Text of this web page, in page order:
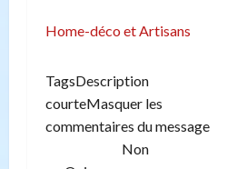
Home-déco et Artisans
TagsDescription
courteMasquer les
commentaires du message
Non